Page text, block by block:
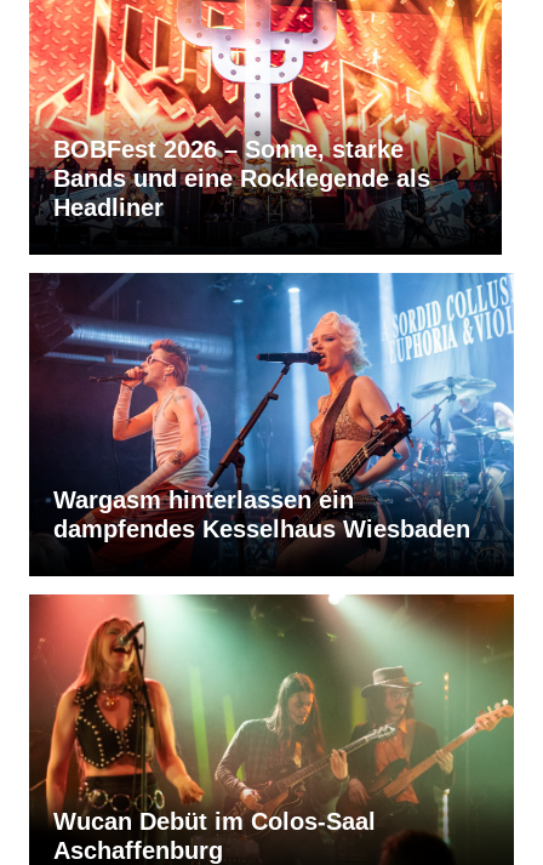
RVBang Festival 2026 – Balingen
bleibt die Metal-Hochburg des
Südens
Wargasm hinterlassen ein
dampfendes Kesselhaus Wiesbaden
Wucan Debüt im Colos-Saal
Aschaffenburg